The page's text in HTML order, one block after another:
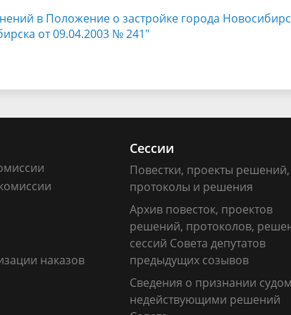
в Положение о застройке города
от 09.04.2003 № 241"
Сессии
Повестки, проекты решений,
протоколы и решения
Архив повесток, проектов
решений, протоколов,
сессий Совета депутатов
предыдущих созывов
Сведения о признании судом
недействующими решений
наказов